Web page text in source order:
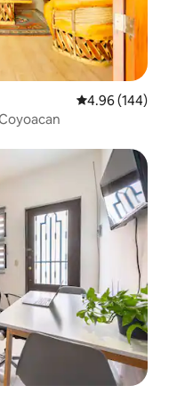
औसत रेटिंग 5 में से
4.96 (144)
Coyoacan